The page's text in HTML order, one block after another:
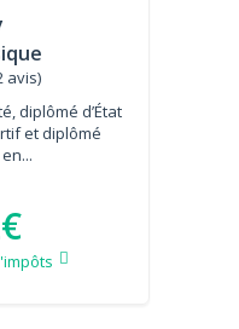
avis)
diplômé d’État
et diplômé